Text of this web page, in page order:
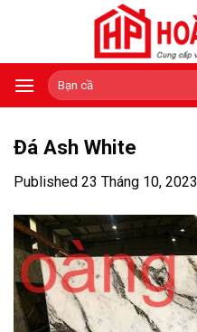
Tìm
kiếm:
Đá Ash White
Published 23 Tháng 10, 2023